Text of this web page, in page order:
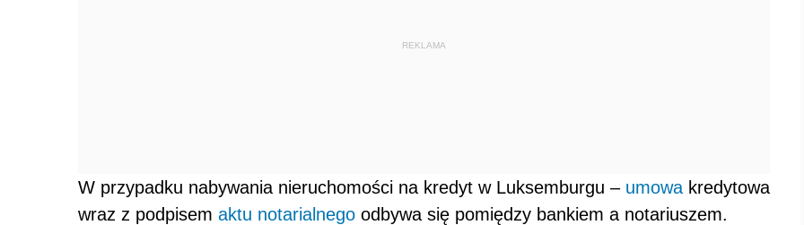
REKLAMA
W przypadku nabywania nieruchomości na kredyt w Luksemburgu – umowa kredytowa
wraz z podpisem aktu notarialnego odbywa się pomiędzy bankiem a notariuszem.